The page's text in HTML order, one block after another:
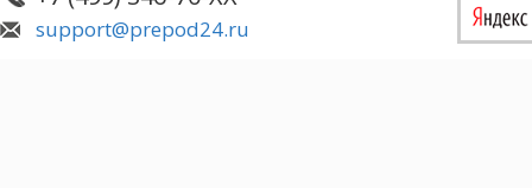
support@prepod24.ru